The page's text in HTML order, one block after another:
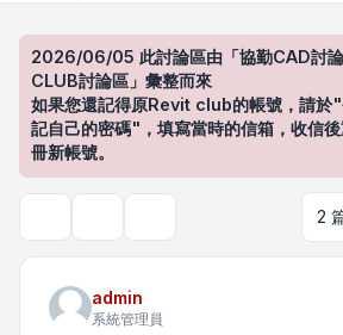
2026/06/05 此討論區由「協勤CAD討
CLUB討論區」彙整而來
如果您還記得原Revit club的帳號，請於
記自己的密碼"，填寫當時的信箱，收信
冊新帳號。
2
admin
系統管理員